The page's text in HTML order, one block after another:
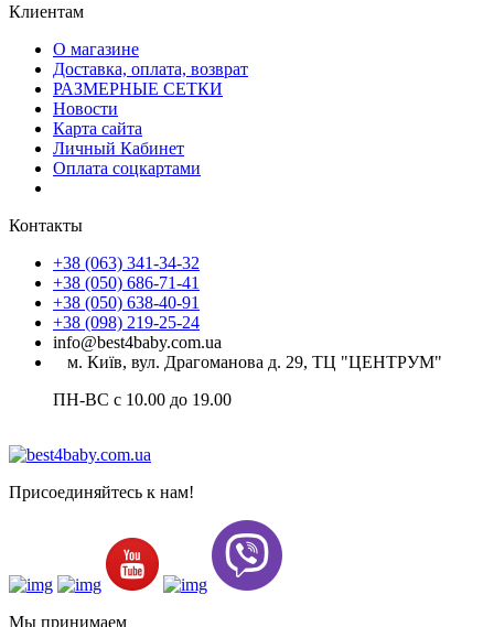
Клиентам
О магазине
Доставка, оплата, возврат
РАЗМЕРНЫЕ СЕТКИ
Новости
Карта сайта
Личный Кабинет
Оплата соцкартами
Контакты
+38 (063) 341-34-32
+38 (050) 686-71-41
+38 (050) 638-40-91
+38 (098) 219-25-24
info@best4baby.com.ua
м. Київ, вул. Драгоманова д. 29, ТЦ "ЦЕНТРУМ"
ПН-ВС с 10.00 до 19.00
Присоединяйтесь к нам!
Мы принимаем